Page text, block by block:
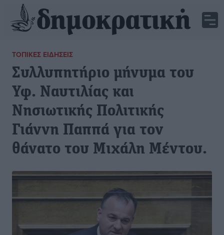
ΤΟΠΙΚΈΣ ΕΙΔΉΣΕΙΣ
Συλλυπητήριο μήνυμα του
Υφ. Ναυτιλίας και
Νησιωτικής Πολιτικής
Γιάννη Παππά για τον
θάνατο του Μιχάλη Μέντου.